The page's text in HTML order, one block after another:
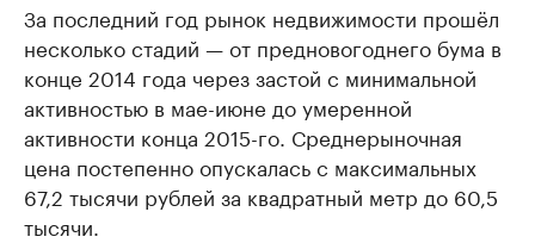
За последний год рынок недвижимости прошёл
несколько стадий — от предновогоднего бума в
конце 2014 года через застой с минимальной
активностью в мае-июне до умеренной
активности конца 2015-го. Среднерыночная
цена постепенно опускалась с максимальных
67,2 тысячи рублей за квадратный метр до 60,5
тысячи.